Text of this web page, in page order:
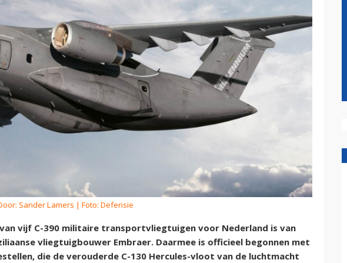
Sander Lamers | Foto: Defensie
vijf C-390 militaire transportvliegtuigen voor Nederland is van
vliegtuigbouwer Embraer. Daarmee is officieel begonnen met
die de verouderde C-130 Hercules-vloot van de luchtmacht